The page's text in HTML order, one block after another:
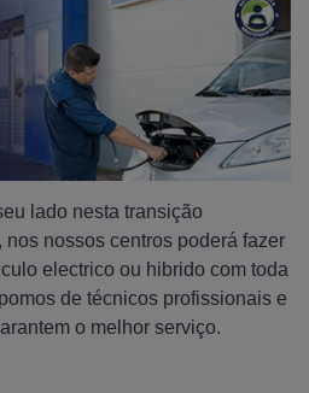
lado nesta transição
nossos centros poderá fazer
electrico ou hibrido com toda
de técnicos profissionais e
o melhor serviço.